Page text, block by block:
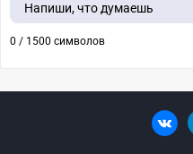
Напиши, что думаешь
0 / 1500 символов